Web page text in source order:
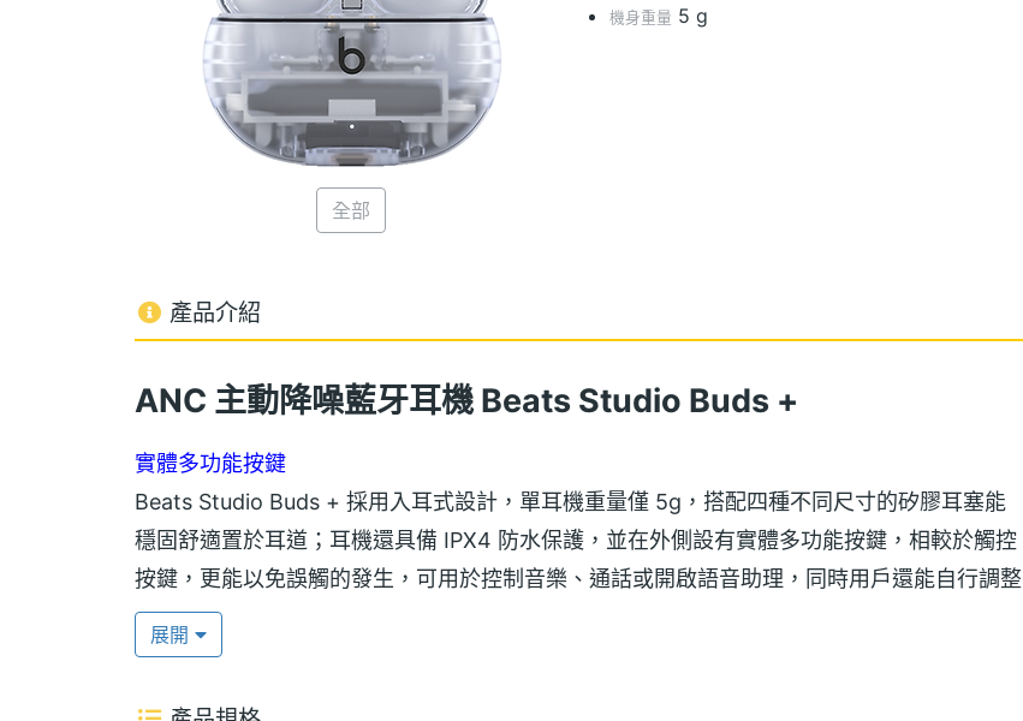
全部
機身重量 5 g
產品介紹
ANC 主動降噪藍牙耳機 Beats Studio Buds +
實體多功能按鍵
Beats Studio Buds + 採用入耳式設計，單耳機重量僅 5g，搭配四種不同尺寸的矽膠耳塞能
穩固舒適置於耳道；耳機還具備 IPX4 防水保護，並在外側設有實體多功能按鍵，相較於觸控
按鍵，更能以免誤觸的發生，可用於控制音樂、通話或開啟語音助理，同時用戶還能自行調整
相關設定。
展開